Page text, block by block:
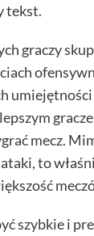
tekst.
graczy
mecz.
to
szybkie i